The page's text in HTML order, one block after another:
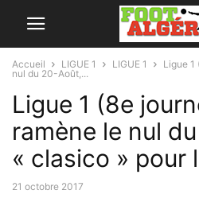
Accueil LIGUE 1 LIGUE 1
Ligue 1
nul du 20-Août,...
Ligue 1 (8e
ramène le nul
« clasico » pour
21 octobre 2017